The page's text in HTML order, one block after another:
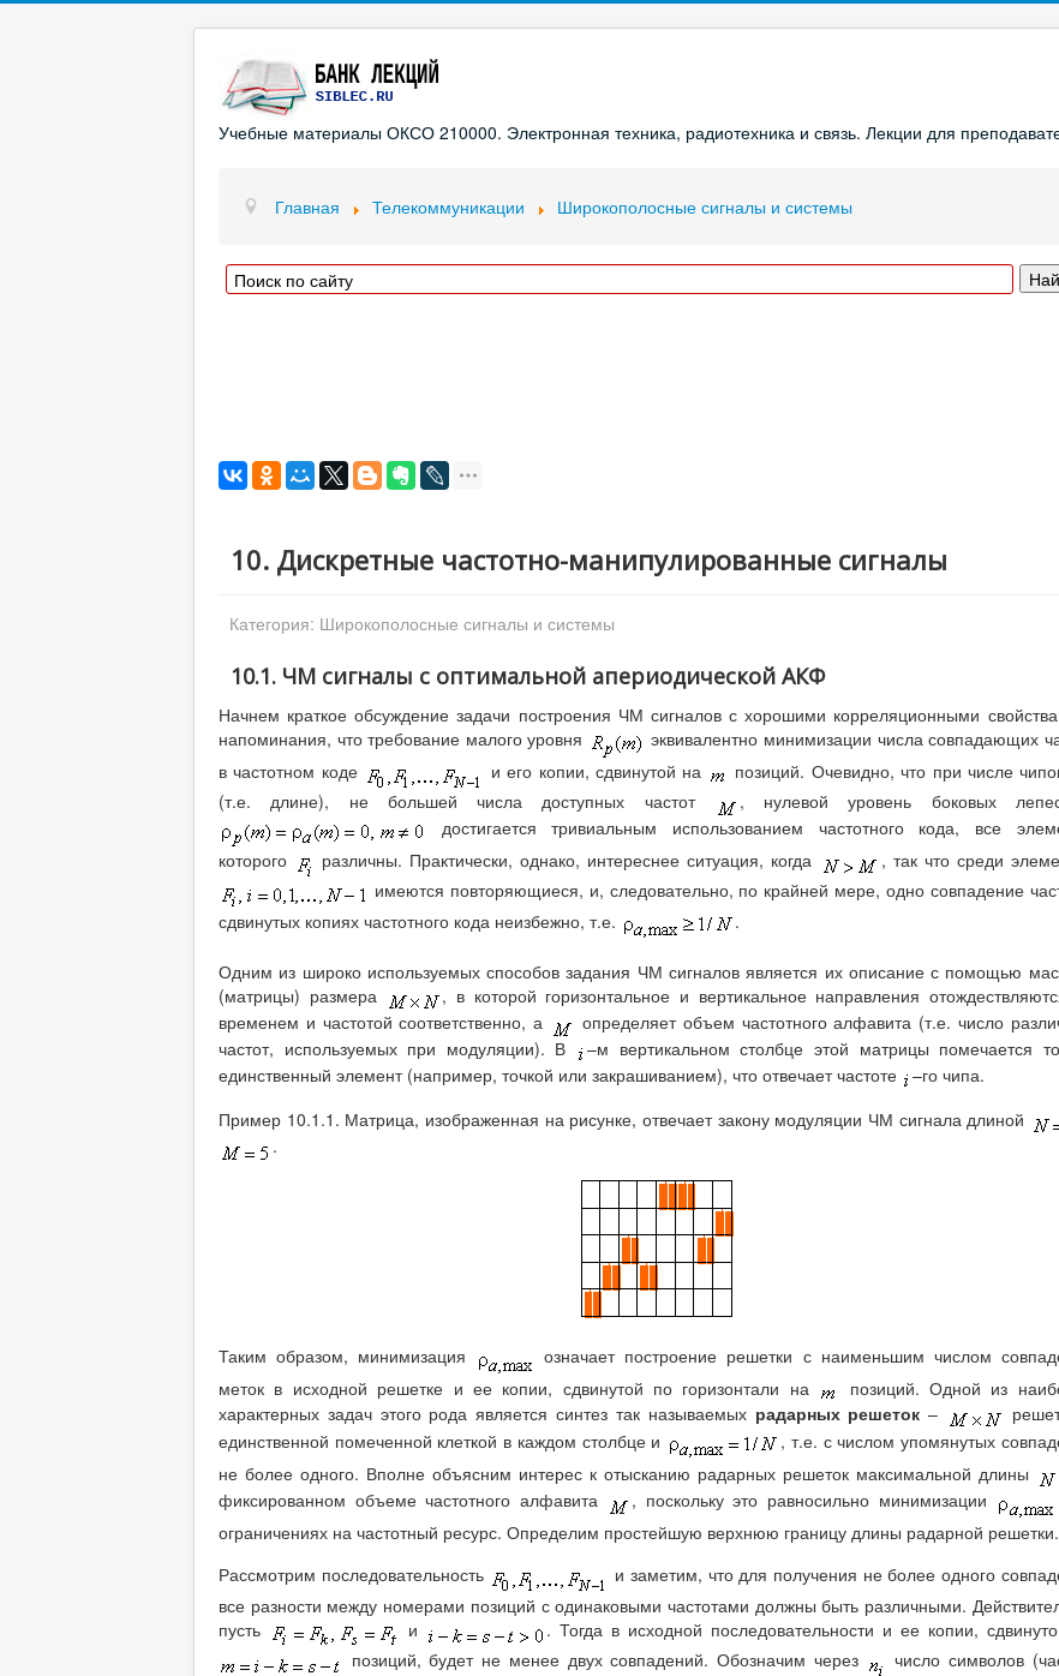
Учебные материалы ОКСО 210000. Электронная техника, радиотехника и связь. Лекции для
Главная Телекоммуникации Широкополосные сигналы и системы
10. Дискретные частотно-манипулированные сигналы
Категория: Широкополосные сигналы и системы
10.1. ЧМ сигналы с оптимальной апериодической АКФ
Начнем краткое обсуждение задачи построения ЧМ сигналов с хорошими корреляционными
напоминания, что требование малого уровня
эквивалентно минимизации числа совпадающих
в частотном коде
и его копии, сдвинутой на
позиций. Очевидно, что при числе
(т.е. длине), не большей числа доступных частот
, нулевой уровень боковых
достигается тривиальным использованием частотного кода, все
которого
различны. Практически, однако, интереснее ситуация, когда
, так что среди
имеются повторяющиеся, и, следовательно, по крайней мере, одно совпадение
сдвинутых копиях частотного кода неизбежно, т.е.
.
Одним из широко используемых способов задания ЧМ сигналов является их описание с помощью
(матрицы) размера
, в которой горизонтальное и вертикальное направления
временем и частотой соответственно, а
определяет объем частотного алфавита (т.е. число
частот, используемых при модуляции). В
–м вертикальном столбце этой матрицы помечается
единственный элемент (например, точкой или закрашиванием), что отвечает частоте
–го чипа.
Пример 10.1.1. Матрица, изображенная на рисунке, отвечает закону модуляции ЧМ сигнала длиной
.
Таким образом, минимизация
означает построение решетки с наименьшим числом
меток в исходной решетке и ее копии, сдвинутой по горизонтали на
позиций. Одной из
характерных задач этого рода является синтез так называемых радарных решеток –
единственной помеченной клеткой в каждом столбце и
, т.е. с числом упомянутых
не более одного. Вполне объясним интерес к отысканию радарных решеток максимальной длины
фиксированном объеме частотного алфавита
, поскольку это равносильно минимизации
ограничениях на частотный ресурс. Определим простейшую верхнюю границу длины радарной решетки.
Рассмотрим последовательность
и заметим, что для получения не более одного
все разности между номерами позиций с одинаковыми частотами должны быть различными.
пусть
и
. Тогда в исходной последовательности и ее копии,
позиций, будет не менее двух совпадений. Обозначим через
число символов